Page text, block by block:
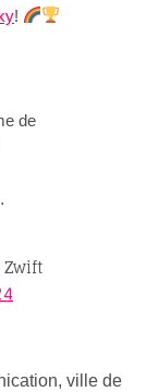
!
de
ville de